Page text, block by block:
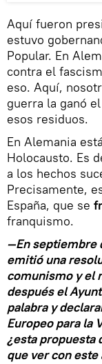
Aquí fueron
estuvo
Popular. En
contra el
eso. Aquí,
guerra la ganó
esos residuos.
En Alemania
Holocausto. Es
a los hechos
Precisamente,
España, que se
franquismo.
—En septiembre
emitió una
comunismo y el
después el
palabra y
Europeo para la
¿esta propuesta
que ver con